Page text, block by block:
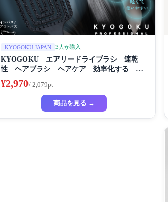
KYOGOKU JAPAN 3人が購入
KYOGOKU エアリードライブラシ 速乾
性 ヘアブラシ ヘアケア 効率化する ク
¥2,970/ 2,079pt
商品を見る →